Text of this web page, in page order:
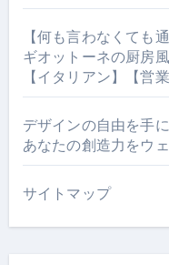
【何も言わなくても
ギオットーネの厨房
【イタリアン】【営業
デザインの自由を手
あなたの創造力をウ
サイトマップ